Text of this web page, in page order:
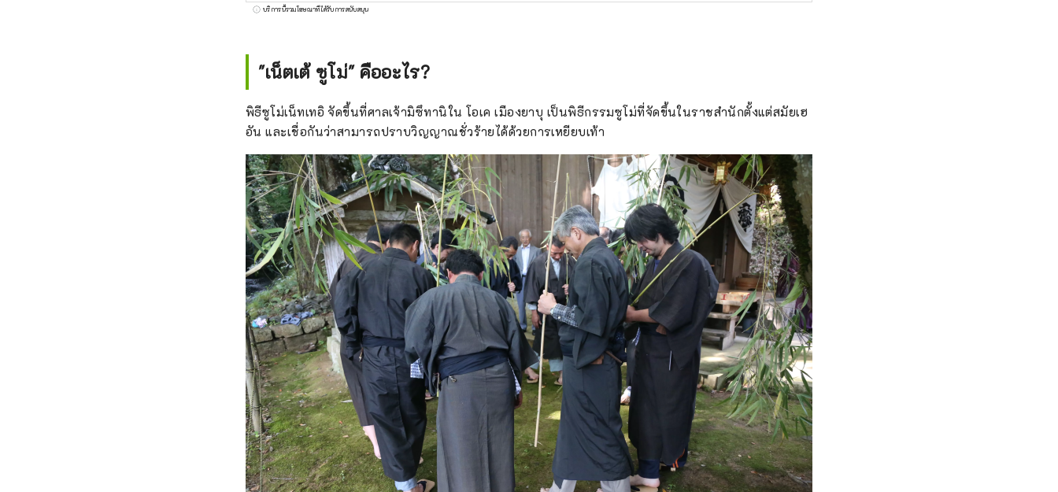
หอยกาบ หอยนางรม และปลาหมึกขาว นอกจากนี้ยังมีอาหารขึ้นชื่อของภูเขา เช่น เกาลัด
ผู้คนสามารถเดินทางมาเยือนภูมิภาคคินกิตอนเหนืออันกว้างใหญ่แห่งนี้ได้หลายครั้งและ
เพลิดเพลินกับการเดินทางด้วยรถไฟ
บริการนี้รวมโฆษณาที่ได้รับการสนับสนุน
"เน็ตเต้ ซูโม่" คืออะไร?
พิธีซูโม่เน็ทเทอิ จัดขึ้นที่ศาลเจ้ามิซึทานิใน โอเค เมืองยาบุ เป็นพิธีกรรมซูโม่ที่จัดขึ้นในราชสำนักตั้งแต่สมัยเฮ
อัน และเชื่อกันว่าสามารถปราบวิญญาณชั่วร้ายได้ด้วยการเหยียบเท้า